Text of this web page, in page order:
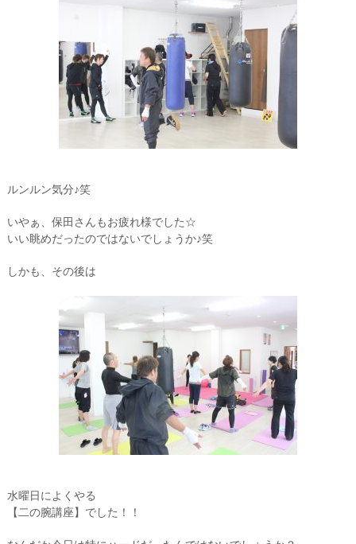
ルンルン気分♪笑
いやぁ、保田さんもお疲れ様でした☆
いい眺めだったのではないでしょうか♪笑
しかも、その後は
水曜日によくやる
【二の腕講座】でした！！